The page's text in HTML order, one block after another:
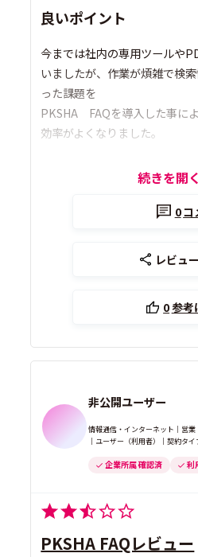
良いポイント
今までは社内の専用ツールや
いましたが、作業が煩雑で検
った課題を
PKSHA FAQを導入した事に
効率がよくなりました。
続きを開く
0コ
レビュ
0参考
非公開ユーザー
情報通信・インターネット｜営
｜ユーザー（利用者）｜契約タイ
企業所属 確認済 利
PKSHA FAQレビュー